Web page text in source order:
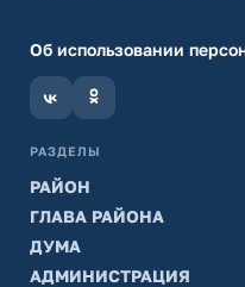
Об использовании
РАЗДЕЛЫ
РАЙОН
ГЛАВА РАЙОНА
ДУМА
АДМИНИСТРАЦИЯ